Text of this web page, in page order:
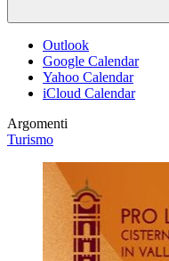
Outlook
Google Calendar
Yahoo Calendar
iCloud Calendar
Argomenti
Turismo